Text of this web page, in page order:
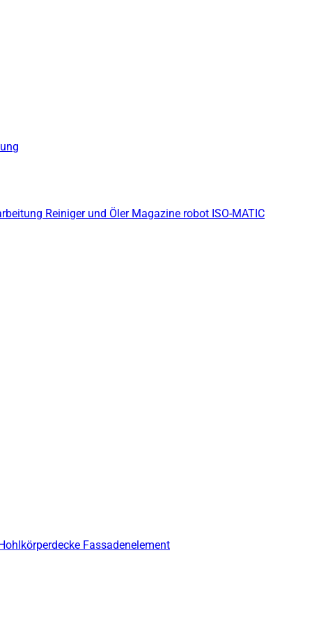
Reiniger und Öler Magazine robot ISO-MATIC
Fassadenelement